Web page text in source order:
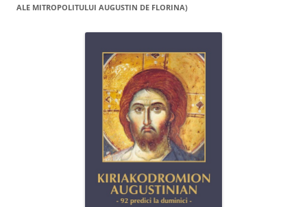
ALE MITROPOLITULUI AUGUSTIN DE FLORINA)